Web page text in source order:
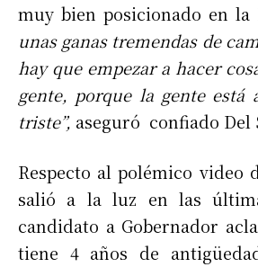
muy bien posicionado en la
unas ganas tremendas de
hay que empezar a hacer
gente, porque la gente está
triste”, aseguró confiado Del
Respecto al polémico video
salió a la luz en las
candidato a Gobernador
tiene 4 años de